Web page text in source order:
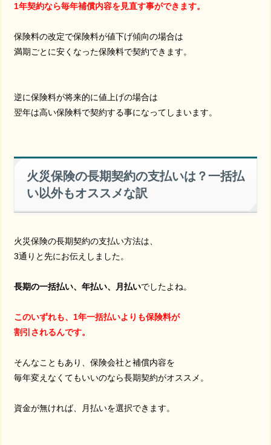
1年契約なら毎年補償内容を見直す事ができます。
保険料の改定で保険料が値下げ傾向の場合は
満期ごとに安くなった保険料で契約できます。
逆に保険料が将来的に値上げの場合は
翌年は高い保険料で契約する事になってしまいます。
火災保険の長期契約の支払いは？一括払
い以外もオススメな訳
火災保険の長期契約の支払い方法は、
3通りと先にお伝えしました。
長期の一括払い、年払い、月払いでしたよね。
このいずれも、1年一括払いよりも保険料が
割引されるんです。
そんなこともあり、保険会社と補償内容を
毎年変えなくてもいいのなら長期契約がオススメ。
資金が無ければ、月払いを選択できます。